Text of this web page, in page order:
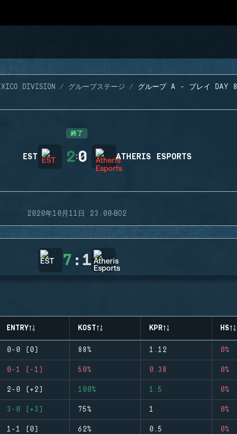
DIVISION グループステージ グループ A - プレイ DAY 8
終了
EST 2:0 ATHERIS ESPORTS
2020年10月11日 23:00·BO2
7 : 1
ENTRY KOST KPR HS
0-0 (0) 88% 1.12 0%
0-1 (-1) 50% 0.38 0%
2-0 (+2) 100% 1.5 0%
3-0 (+3) 75% 1 0%
1-1 (0) 62% 0.5 0%